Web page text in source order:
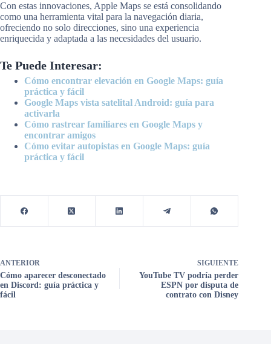
Con estas innovaciones, Apple Maps se está consolidando
como una herramienta vital para la navegación diaria,
ofreciendo no solo direcciones, sino una experiencia
enriquecida y adaptada a las necesidades del usuario.
Te Puede Interesar:
Cómo encontrar elevación en Google Maps: guía
práctica y fácil
Google Maps vista satelital Android: guía para
activarla
Cómo rastrear familiares en Google Maps y
encontrar amigos
Cómo evitar autopistas en Google Maps: guía
práctica y fácil
ANTERIOR
Cómo aparecer desconectado
en Discord: guía práctica y
fácil
SIGUIENTE
YouTube TV podría perder
ESPN por disputa de
contrato con Disney